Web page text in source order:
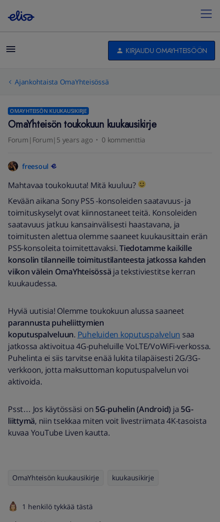
KIRJAUDU OMAYHTEISÖÖN
Ajankohtaista OmaYhteisössä
OMAYHTEISÖN KUUKAUSIKIRJE
OmaYhteisön toukokuun kuukausikirje
Forum|Forum|5 years ago 0 kommenttia
freesoul
Mahtavaa toukokuuta! Mitä kuuluu?
Kevään aikana Sony PS5 -konsoleiden saatavuus- ja
toimituskyselyt ovat kiinnostaneet teitä. Konsoleiden
saatavuus jatkuu kansainvälisesti haastavana, ja
toimitusten alettua olemme saaneet kuukausittain erän
PS5-konsoleita toimitettavaksi.Tiedotamme kaikille
konsolin tilanneille toimitustilanteesta jatkossa kahden
viikon välein OmaYhteisössä ja tekstiviestitse kerran
kuukaudessa.
Hyviä uutisia! Olemme toukokuun alussa saaneet
parannusta puheliittymien
koputuspalveluun. Puheluiden koputuspalvelun saa
jatkossa aktivoitua 4G-puheluille VoLTE/VoWiFi-verkossa.
Puhelinta ei siis tarvitse enää lukita tilapäisesti 2G/3G-
verkkoon, jotta maksuttoman koputuspalvelun voi
aktivoida.
Psst… Jos käytössäsi on 5G-puhelin (Android) ja 5G-
liittymä, niin tsekkaa miten voit livestriimata 4K-tasoista
kuvaa YouTube Liven kautta.
OmaYhteisön kuukausikirje kuukausikirje
1 henkilö tykkää tästä